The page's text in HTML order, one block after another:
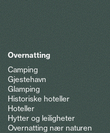
Overnatting
Camping
Gjestehavn
Glamping
Historiske hoteller
Hoteller
Hytter og leiligheter
Overnatting nær naturen